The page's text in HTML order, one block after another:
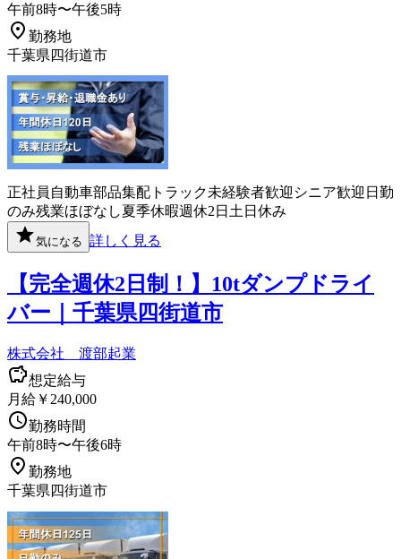
午前8時〜午後5時
勤務地
千葉県四街道市
正社員 自動車部品集配 トラック未経験者歓迎 シニア歓迎 日勤
のみ残業ほぼなし夏季休暇週休2日 土日休み
気になる 詳しく見る
【完全週休2日制！】10tダンプドライ
バー｜千葉県四街道市
株式会社 渡部起業
想定給与
月給￥240,000
勤務時間
午前8時〜午後6時
勤務地
千葉県四街道市